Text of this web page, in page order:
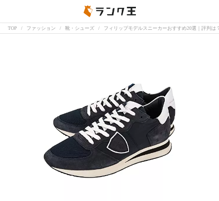
TOP ファッション 靴・シューズ フィリップモデルスニーカーおすすめ20選｜評判は